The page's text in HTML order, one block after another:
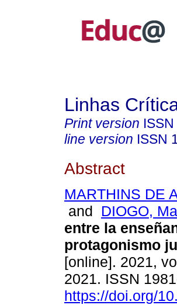
Linhas
Print version ISSN
line version ISSN
Abstract
MARTHINS DE
and DIOGO,
entre la
protagonismo
[online]. 2021,
2021. ISSN
https://doi.org/